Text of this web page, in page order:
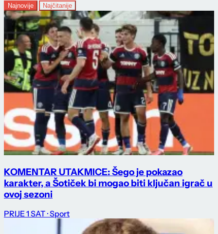
Najnovije Najčitanije
KOMENTAR UTAKMICE: Šego je pokazao
karakter, a Šotiček bi mogao biti ključan igrač u
ovoj sezoni
PRIJE 1 SAT · Sport